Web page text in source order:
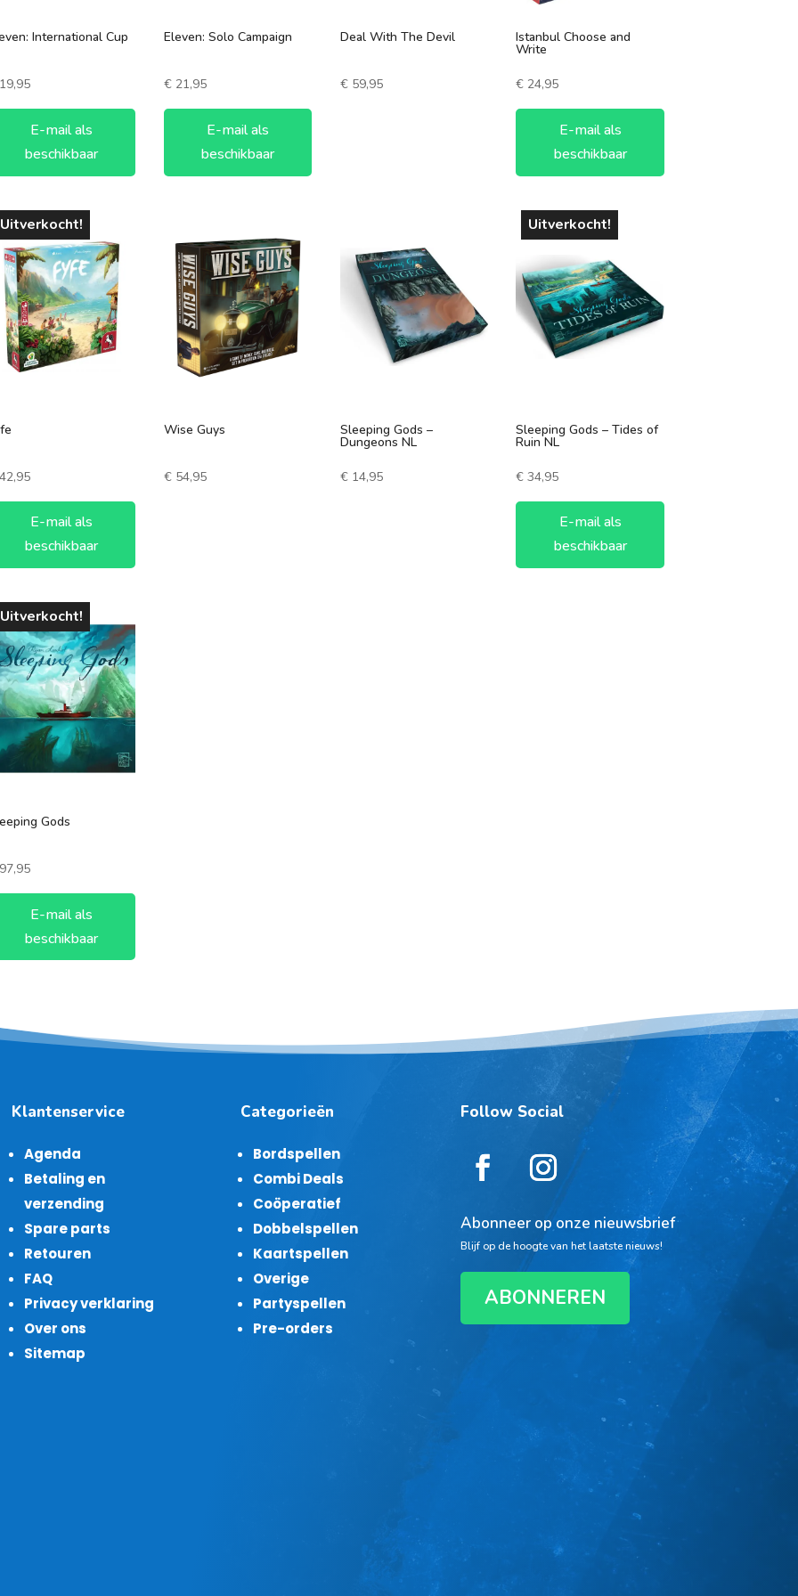
International Cup
E-mail als
beschikbaar
Eleven: Solo Campaign
€21,95
E-mail als
beschikbaar
Deal With The Devil
€59,95
Istanbul Choose and
Write
€ 24,95
E-mail als
beschikbaar
Uitverkocht!
E-mail als
beschikbaar
Wise Guys
€54,95
Sleeping Gods –
Dungeons NL
€14,95
Uitverkocht!
Sleeping Gods – Tides of
Ruin NL
€ 34,95
E-mail als
beschikbaar
Uitverkocht!
Gods
E-mail als
beschikbaar
Klantenservice
Agenda
Betaling en
verzending
Spare parts
Retouren
FAQ
Privacy verklaring
Over ons
Sitemap
Categorieën
Bordspellen
Combi Deals
Coöperatief
Dobbelspellen
Kaartspellen
Overige
Partyspellen
Pre-orders
Follow Social
Abonneer op onze nieuwsbrief
Blijf op de hoogte van het laatste nieuws!
ABONNEREN